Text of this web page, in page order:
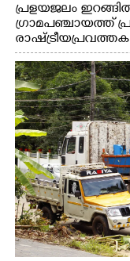
പ്രളയജലം
ഗ്രാമപഞ്ചായത്ത്
അടിഞ്ഞ് കൂടിയ
നീക്കം ചെയ്യുന്നു.